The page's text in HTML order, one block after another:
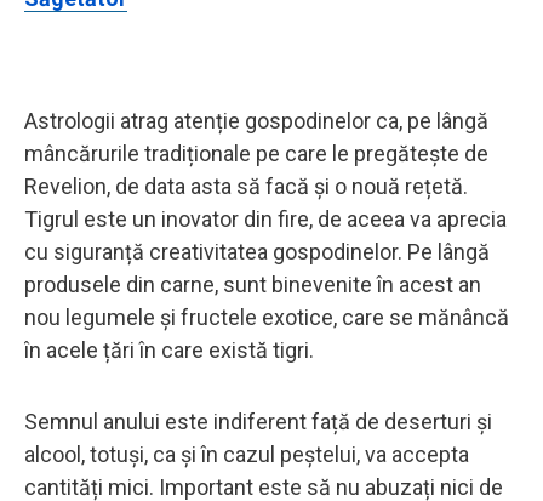
Astrologii atrag atenție gospodinelor ca, pe lângă
mâncărurile tradiționale pe care le pregătește de
Revelion, de data asta să facă și o nouă rețetă.
Tigrul este un inovator din fire, de aceea va aprecia
cu siguranță creativitatea gospodinelor. Pe lângă
produsele din carne, sunt binevenite în acest an
nou legumele și fructele exotice, care se mănâncă
în acele țări în care există tigri.
Semnul anului este indiferent față de deserturi și
alcool, totuși, ca și în cazul peștelui, va accepta
cantități mici. Important este să nu abuzați nici de